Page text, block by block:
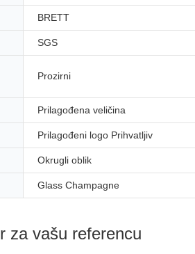
BRETT
SGS
Prozirni
Prilagođena veličina
Prilagođeni logo Prihvatljiv
Okrugli oblik
Glass Champagne
za vašu referencu